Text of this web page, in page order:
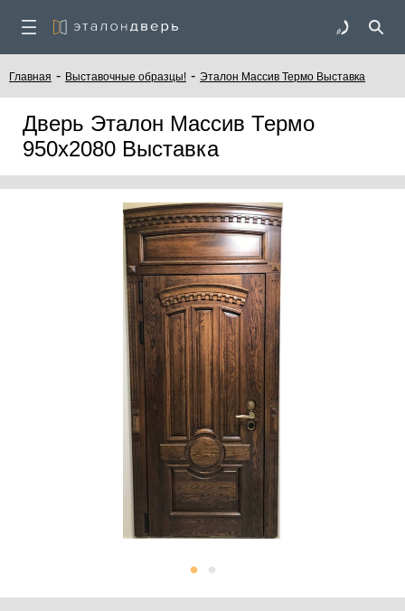
Главная - Выставочные образцы! - Эталон Массив Термо Выставка
Дверь Эталон Массив Термо
950х2080 Выставка